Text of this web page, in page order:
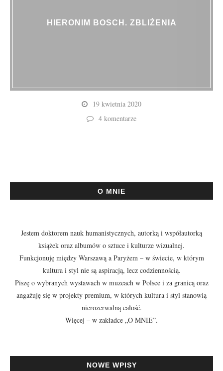
HIERONIM BOSCH. ZBLIŻENIA
19 kwietnia 2020
4 komentarze
O MNIE
Jestem doktorem nauk humanistycznych, autorką i współautorką
książek oraz albumów o sztuce i kulturze wizualnej.
Funkcjonuję między Warszawą a Paryżem – w świecie, w którym
kultura i styl nie są aspiracją, lecz codziennością.
Piszę o wybranych wystawach w muzeach w Polsce i za granicą oraz
angażuję się w projekty premium, w których kultura i styl stanowią
nierozerwalną całość.
Więcej – w zakładce „O MNIE”.
NOWE WPISY